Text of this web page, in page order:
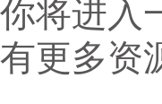
你将进入
有更多资